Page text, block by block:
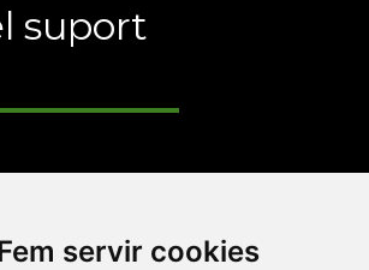
servir cookies
suport